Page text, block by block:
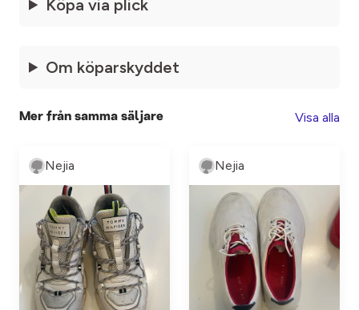
Köpa via plick
Om köparskyddet
Mer från samma säljare Visa alla
Nejia Nejia